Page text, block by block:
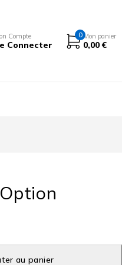
Compte
Connecter
0 Mon panier
0,00€
au panier